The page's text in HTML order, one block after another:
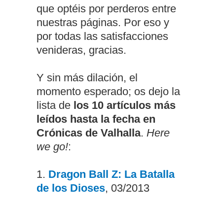
que optéis por perderos entre
nuestras páginas. Por eso y
por todas las satisfacciones
venideras, gracias.
Y sin más dilación, el
momento esperado; os dejo la
lista de los 10 artículos más
leídos hasta la fecha en
Crónicas de Valhalla. Here
we go!:
1. Dragon Ball Z: La Batalla
de los Dioses, 03/2013